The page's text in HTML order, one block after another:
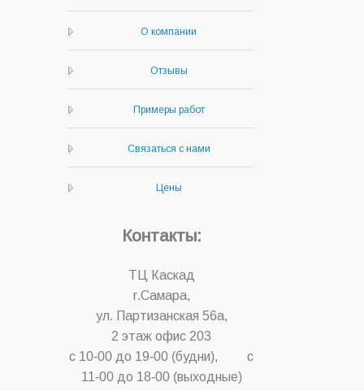
О компании
Отзывы
Примеры работ
Связаться с нами
Цены
Контакты:
ТЦ Каскад
г.Самара,
ул. Партизанская 56а,
2 этаж офис 203
с 10-00 до 19-00 (будни), с
11-00 до 18-00 (выходные)